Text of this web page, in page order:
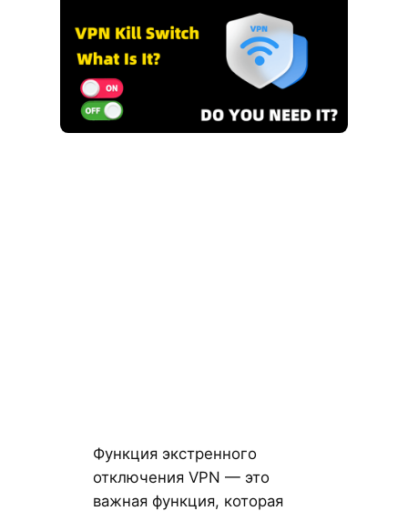
Функция экстренного
отключения VPN — это
важная функция, которая